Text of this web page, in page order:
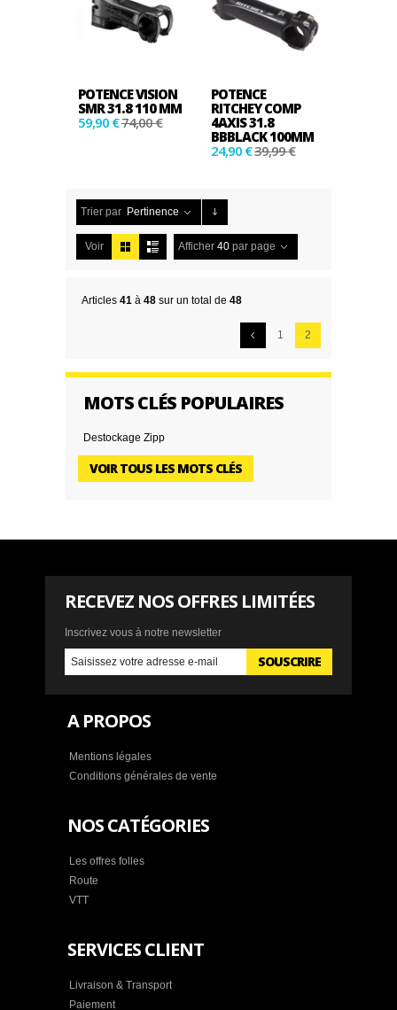
POTENCE VISION
SMR 31.8 110 MM
59,90 €74,00 €
POTENCE
RITCHEY COMP
4AXIS 31.8
BBBLACK 100MM
24,90 €39,99 €
Trier par Pertinence
Voir Afficher 40 par page
Articles 41 à 48 sur un total de 48
1 2
MOTS CLÉS POPULAIRES
Destockage Zipp
VOIR TOUS LES MOTS CLÉS
RECEVEZ NOS OFFRES LIMITÉES
Inscrivez vous à notre newsletter
SOUSCRIRE
A PROPOS
Mentions légales
Conditions générales de vente
NOS CATÉGORIES
Les offres folles
Route
VTT
SERVICES CLIENT
Livraison & Transport
Paiement